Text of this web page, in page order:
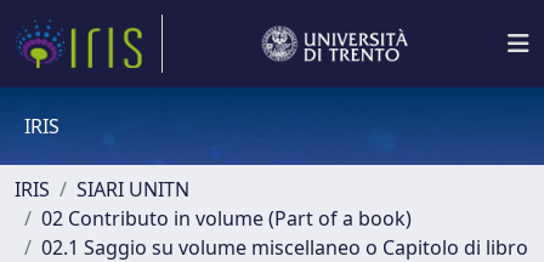
IRIS
IRIS
SIARI UNITN
02 Contributo in volume (Part of a book)
02.1 Saggio su volume miscellaneo o Capitolo di libro